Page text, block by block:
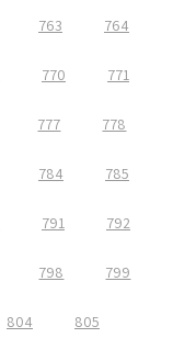
763 764
770 771
777 778
784 785
791 792
798 799
804 805